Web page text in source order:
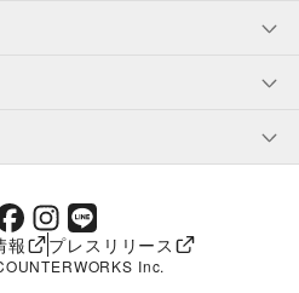
ープライズ
報 プレスリリース
Inc.